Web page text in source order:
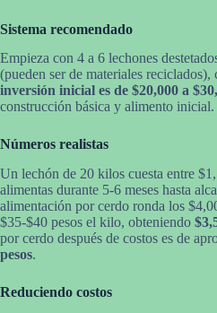
Sistema recomendado
Empieza con 4 a 6 lechones
(pueden ser de materiales
inversión inicial es de $20,000 a
construcción básica y alimento inicial.
Números realistas
Un lechón de 20 kilos cuesta entre
alimentas durante 5-6 meses hasta
alimentación por cerdo ronda los
$35-$40 pesos el kilo, obteniendo
por cerdo después de costos es de
pesos.
Reduciendo costos